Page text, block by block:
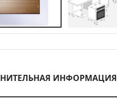
ИНФОРМАЦИЯ